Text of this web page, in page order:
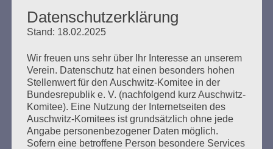
4. Verhandlungstag, Freitag,
25.10.2019
Erstellt am25. Oktober 2019
Datenschutzerklärung
Stand: 18.02.2025
Wir freuen uns sehr über Ihr Interesse an unserem
Verein. Datenschutz hat einen besonders hohen
Stellenwert für den Auschwitz-Komitee in der
Bundesrepublik e. V. (nachfolgend kurz Auschwitz-
Komitee). Eine Nutzung der Internetseiten des
Auschwitz-Komitees ist grundsätzlich ohne jede
Angabe personenbezogener Daten möglich.
Sofern eine betroffene Person besondere Services